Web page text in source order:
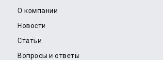
О компании
Новости
Статьи
Вопросы и ответы